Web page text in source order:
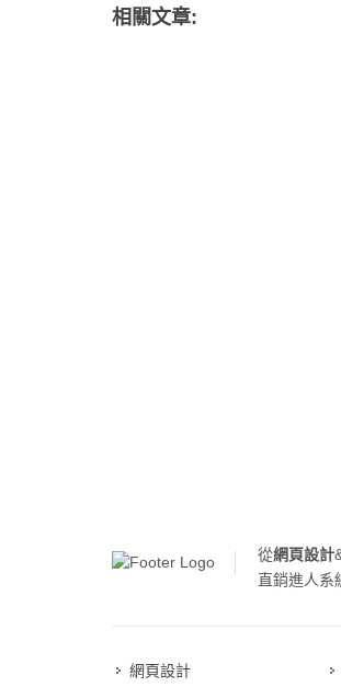
相關文章:
從網頁設計
直銷進人系
網頁設計